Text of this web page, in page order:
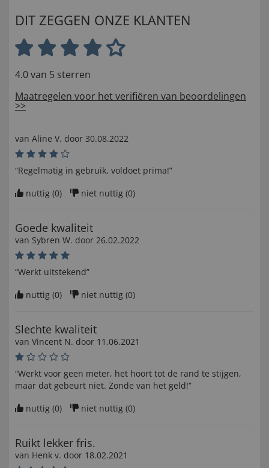
DIT ZEGGEN ONZE KLANTEN
4.0 van 5 sterren
Maatregelen voor het verifiëren van beoordelingen
>>
van Aline V. door 30.08.2022
“Regelmatig in gebruik, voldoet prima!”
nuttig (0) niet nuttig (0)
Goede kwaliteit
van Sybren W. door 26.02.2022
“Werkt uitstekend”
nuttig (0) niet nuttig (0)
Slechte kwaliteit
van Vincent N. door 11.06.2021
“Werkt voor geen meter, het hoort tot de rand te stijgen,
maar dat gebeurt niet. Zonde van het geld!”
nuttig (0) niet nuttig (0)
Ruikt lekker fris.
van Henk v. door 18.02.2021